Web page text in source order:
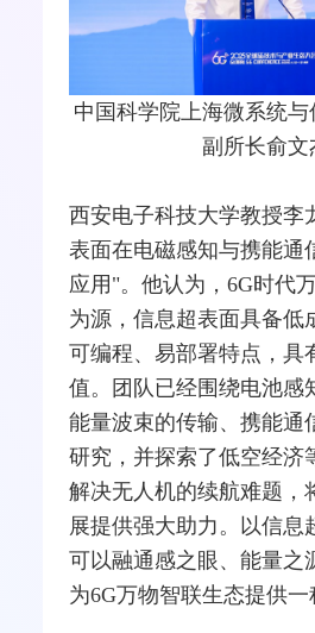
中国科学院上海微系统
副所长俞文
西安电子科技大学教授李
表面在电磁感知与携能通
应用"。他认为，6G时代
为源，信息超表面具备低
可编程、易部署特点，具
值。团队已经围绕电池感
能量波束的传输、携能通
研究，并探索了低空经济
解决无人机的续航难题，
展提供强大助力。以信息
可以融通感之眼、能量之
为6G万物智联生态提供一